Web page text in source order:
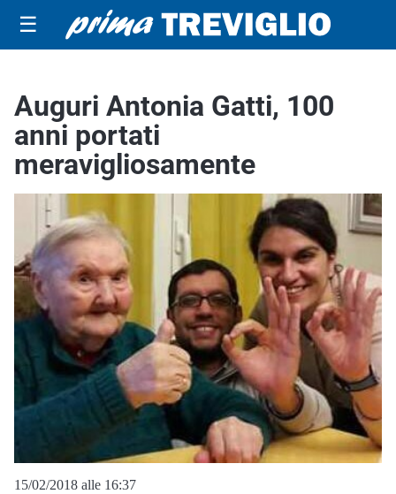
☰
Auguri Antonia Gatti, 100
anni portati
meravigliosamente
15/02/2018 alle 16:37